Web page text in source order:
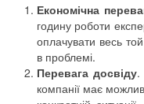
Економічна
годину роботи
оплачувати весь
в проблемі.
Перевага досвіду.
компанії має